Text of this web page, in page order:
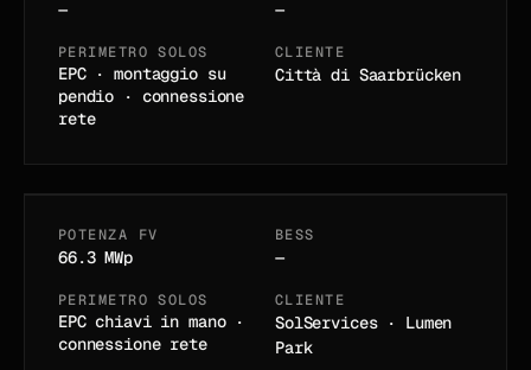
— —
PERIMETRO SOLOS
EPC · montaggio su
pendio · connessione
rete
CLIENTE
Città di Saarbrücken
09/12
Parco solare
Mezőtúr
POTENZA FV
66.3 MWp
BESS
—
PERIMETRO SOLOS
EPC chiavi in mano ·
connessione rete
CLIENTE
SolServices · Lumen
Park
Parco solare Szolnok